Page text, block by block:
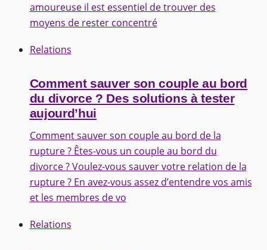
amoureuse il est essentiel de trouver des
moyens de rester concentré
Relations
Comment sauver son couple au bord
du divorce ? Des solutions à tester
aujourd’hui
Comment sauver son couple au bord de la
rupture ? Êtes-vous un couple au bord du
divorce ? Voulez-vous sauver votre relation de la
rupture ? En avez-vous assez d’entendre vos amis
et les membres de vo
Relations